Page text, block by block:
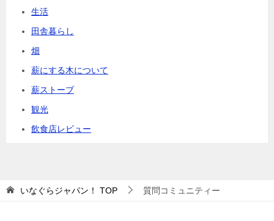
生活
田舎暮らし
畑
薪にする木について
薪ストーブ
観光
飲食店レビュー
いなぐらジャパン！ TOP 質問コミュニティー